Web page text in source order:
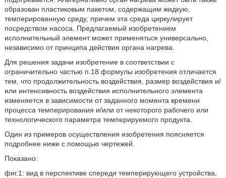
образован пластиковым пакетом, содержащим жидкую,
темперированную среду, причем эта среда циркулирует
посредством насоса. Предлагаемый изобретением
исполнительный элемент может применяться универсально,
независимо от принципа действия органа нагрева.
Для решения задачи изобретение в соответствии с
ограничительно частью п.18 формулы изобретения отличается
тем, что продолжительность воздействия, размер воздействия и/
или интенсивность воздействия исполнительного элемента
изменяется в зависимости от заданного момента времени
процесса темперирования и/или от некоторого рабочего или
технологического параметра темперируемого продукта.
Один из примеров осуществления изобретения поясняется
подробнее ниже с помощью чертежей.
Показано:
фиг.1: вид в перспективе спереди темперирующего устройства,